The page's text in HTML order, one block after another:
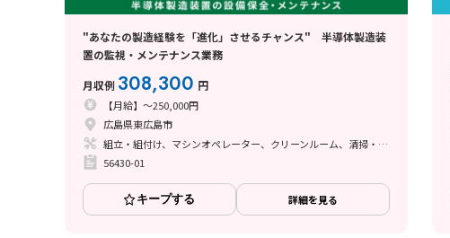
"あなたの製造経験を「進化」させるチャンス" 半導体製造装
置の監視・メンテナンス業務
月収例 308,300 円
【月給】～250,000円
広島県東広島市
組立・組付け、マシンオペレーター、クリーンルーム、清掃・洗浄、メンテナンス・保全
56430-01
キープする 詳細を見る